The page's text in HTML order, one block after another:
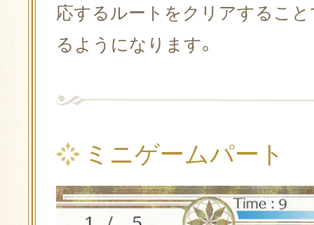
応するルートをクリアするこ
るようになります。
ミニゲームパート